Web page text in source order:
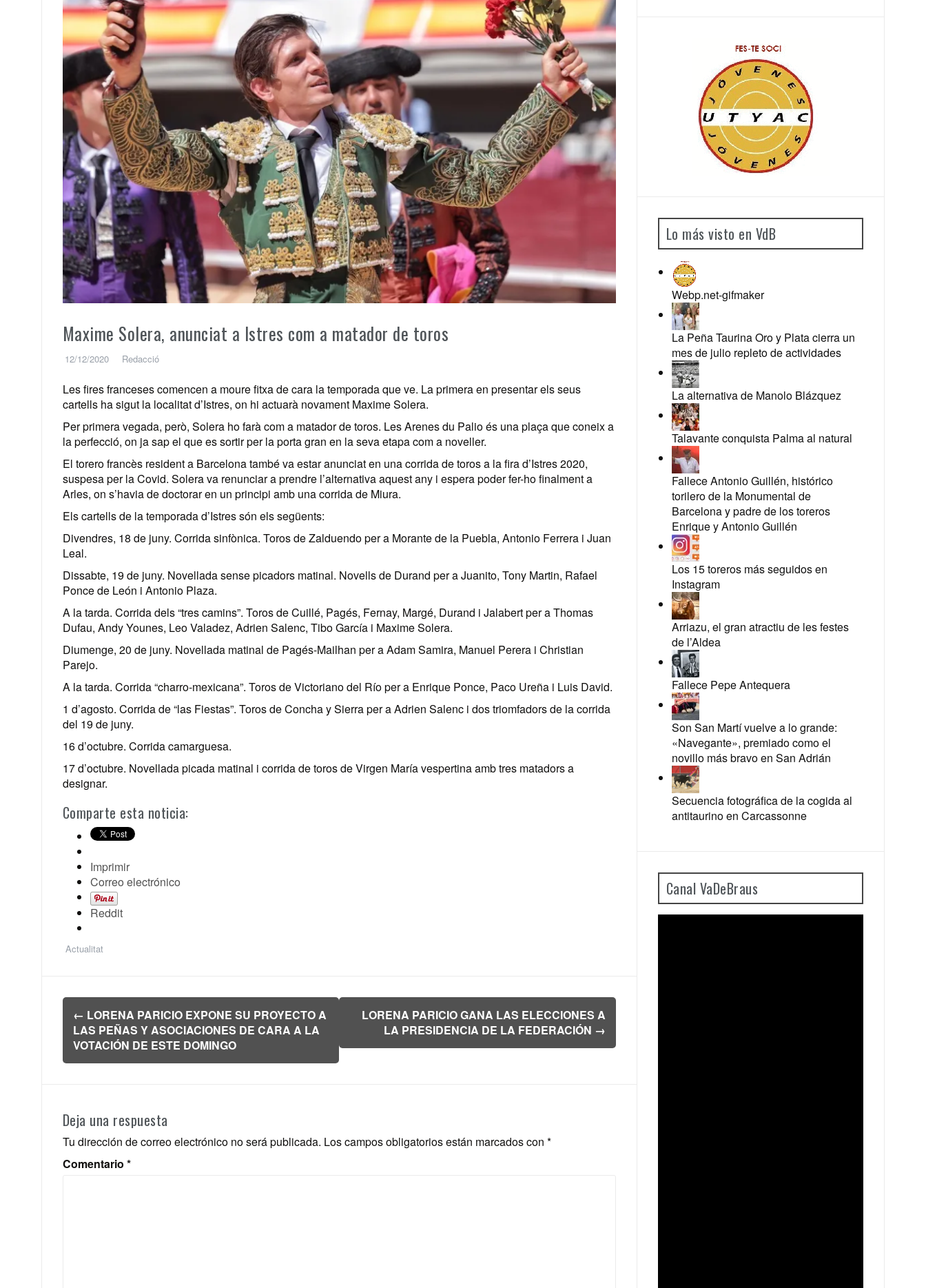
Maxime Solera, anunciat a Istres com a matador de toros
12/12/2020 Redacció
Les fires franceses comencen a moure fitxa de cara la temporada que ve. La primera en presentar els seus
cartells ha sigut la localitat d’Istres, on hi actuarà novament Maxime Solera.
Per primera vegada, però, Solera ho farà com a matador de toros. Les Arenes du Palio és una plaça que coneix a
la perfecció, on ja sap el que es sortir per la porta gran en la seva etapa com a noveller.
El torero francès resident a Barcelona també va estar anunciat en una corrida de toros a la fira d’Istres 2020,
suspesa per la Covid. Solera va renunciar a prendre l’alternativa aquest any i espera poder fer-ho finalment a
Arles, on s’havia de doctorar en un principi amb una corrida de Miura.
Els cartells de la temporada d’Istres són els següents:
Divendres, 18 de juny. Corrida sinfònica. Toros de Zalduendo per a Morante de la Puebla, Antonio Ferrera i Juan
Leal.
Dissabte, 19 de juny. Novellada sense picadors matinal. Novells de Durand per a Juanito, Tony Martin, Rafael
Ponce de León i Antonio Plaza.
A la tarda. Corrida dels “tres camins”. Toros de Cuillé, Pagés, Fernay, Margé, Durand i Jalabert per a Thomas
Dufau, Andy Younes, Leo Valadez, Adrien Salenc, Tibo García i Maxime Solera.
Diumenge, 20 de juny. Novellada matinal de Pagés-Mailhan per a Adam Samira, Manuel Perera i Christian
Parejo.
A la tarda. Corrida “charro-mexicana”. Toros de Victoriano del Río per a Enrique Ponce, Paco Ureña i Luis David.
1 d’agosto. Corrida de “las Fiestas”. Toros de Concha y Sierra per a Adrien Salenc i dos triomfadors de la corrida
del 19 de juny.
16 d’octubre. Corrida camarguesa.
17 d’octubre. Novellada picada matinal i corrida de toros de Virgen María vespertina amb tres matadors a
designar.
Comparte esta noticia:
Imprimir
Correo electrónico
Reddit
Actualitat
Navegación
de
entradas
← LORENA PARICIO EXPONE SU PROYECTO A
LAS PEÑAS Y ASOCIACIONES DE CARA A LA
VOTACIÓN DE ESTE DOMINGO
LORENA PARICIO GANA LAS ELECCIONES A
LA PRESIDENCIA DE LA FEDERACIÓN →
Deja una respuesta
Tu dirección de correo electrónico no será publicada. Los campos obligatorios están marcados con *
Comentario *
Lo más visto en VdB
Webp.net-gifmaker
La Peña Taurina Oro y Plata cierra un
mes de julio repleto de actividades
La alternativa de Manolo Blázquez
Talavante conquista Palma al natural
Fallece Antonio Guillén, histórico
torilero de la Monumental de
Barcelona y padre de los toreros
Enrique y Antonio Guillén
Los 15 toreros más seguidos en
Instagram
Arriazu, el gran atractiu de les festes
de l’Aldea
Fallece Pepe Antequera
Son San Martí vuelve a lo grande:
«Navegante», premiado como el
novillo más bravo en San Adrián
Secuencia fotográfica de la cogida al
antitaurino en Carcassonne
Canal VaDeBraus